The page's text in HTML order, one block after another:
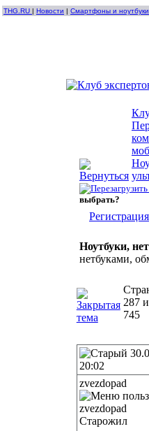
THG.RU | Новости | Смартфоны и ноутбуки
выбрать?
Регистрация
Ноутбуки,
нетбуками,
287
745
20:02
zvezdopad
Старожил